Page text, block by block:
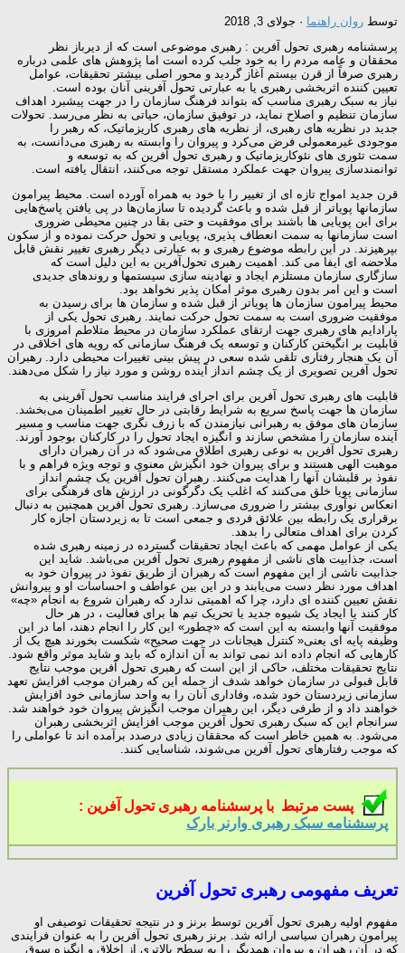
توسط روان راهنما · جولای 3, 2018
پرسشنامه رهبری تحول آفرین : رهبری موضوعی است که از دیرباز نظر
محققان و عامه مردم را به خود جلب کرده است اما پژوهش های علمی درباره
رهبری صرفاً از قرن بیستم آغاز گردید و محور اصلی بیشتر تحقیقات، عوامل
تعیین کننده اثربخشی رهبری یا به عبارتی تحول آفرینی آنان بوده است.
نیاز به سبک رهبری مناسب که بتواند فرهنگ سازمان را در جهت پیشبرد اهداف
سازمان تنظیم و اصلاح نماید، در توفیق سازمان، حیاتی به نظر می‌رسد. تحولات
جدید در نظریه های رهبری، از نظریه های رهبری کاریزماتیک، که رهبر را
موجودی غیرمعمولی فرض می‌کرد و پیروان را وابسته به رهبری می‌دانست، به
سمت تئوری های نئوکاریزماتیک و رهبری تحول آفرین که به توسعه و
توانمندسازی پیروان جهت عملکرد مستقل توجه می‌کنند، انتقال یافته است.
قرن جدید امواج تازه ای از تغییر را با خود به همراه آورده است. محیط پیرامون
سازمانها پویاتر از قبل شده و باعث گردیده تا سازمان‌ها در پی یافتن پاسخ‌هایی
برای این پویایی ها باشند برای موفقیت و حتی بقا در چنین محیطی ضروری
است سازمانها به سمت انعطاف پذیری، پویایی و تحول حرکت نموده و از سکون
بپرهیزند. در این رابطه موضوع رهبری و به عبارتی دیگر رهبری تغییر نقش قابل
ملاحضه ای ایفا می کند. اهمیت رهبری تحول‌آفرین به این دلیل است که
سازگاری سازمان مستلزم ایجاد و نهادینه سازی سیستمها و روندهای جدیدی
است و این امر بدون رهبری موثر امکان پذیر نخواهد بود.
محیط پیرامون سازمان ها پویاتر از قبل شده و سازمان ها برای رسیدن به
موفقیت ضروری است به سمت تحول حرکت نمایند. رهبری تحول یکی از
پارادایم های رهبری جهت ارتقای عملکرد سازمان در محیط متلاطم امروزی با
قابلیت بر انگیختن کارکنان و توسعه یک فرهنگ سازمانی که رویه های اخلاقی در
آن یک هنجار رفتاری تلقی شده سعی در پیش بینی تغییرات محیطی دارد. رهبران
تحول آفرین تصویری از یک چشم انداز آینده روشن و مورد نیاز را شکل می‌دهند.
قابلیت های رهبری تحول آفرین برای اجرای فرایند مناسب تحول آفرینی به
سازمان ها جهت پاسخ سریع به شرایط رقابتی در حال تغییر اطمینان می‌بخشد.
سازمان های موفق به رهبرانی نیازمندن که با زرف نگری جهت مناسب و مسیر
آینده سازمان را مشخص سازند و انگیزه ایجاد تحول را در کارکنان بوجود آورند.
رهبری تحول آفرین به نوعی رهبری اطلاق می‌شود که در آن رهبران دارای
موهبت الهی هستند و برای پیروان خود انگیزش معنوی و توجه ویژه فراهم و با
نفوذ بر قلبشان آنها را هدایت می‌کنند. رهبران تحول آفرین یک چشم انداز
سازمانی پویا خلق می‌کنند که اغلب یک دگرگونی در ارزش های فرهنگی برای
انعکاس نوآوری بیشتر را ضروری می‌سازد. رهبری تحول آفرین همچنین به دنبال
برقراری یک رابطه بین علائق فردی و جمعی است تا به زیردستان اجازه کار
کردن برای اهداف متعالی را بدهد.
یکی از عوامل مهمی که باعث ایجاد تحقیقات گسترده در زمینه رهبری شده
است، جذابیت های ناشی از مفهوم رهبری تحول آفرین می‌باشد. شاید این
جذابیت ناشی از این مفهوم است که رهبران از طریق نفوذ در پیروان خود به
اهداف مورد نظر دست می‌یابند و در این بین عواطف و احساسات او و پیروانش
نقش تعیین کننده ای دارد، چرا که اهمیتی ندارد که رهبران شروع به انجام «چه»
کار کنند یا ایجاد یک شیوه جدید یا تحریک تیم ها برای فعالیت ، در هر حال
موفقیت آنها وابسته به این است که «چطور» این کار را انجام دهند، اما در این
وظیفه پایه ای یعنی« کنترل هیجانات در جهت صحیح» شکست بخورند هیچ یک از
کارهایی که انجام داده اند نمی تواند به آن اندازه که باید و شاید موثر واقع شود.
نتایج تحقیقات مختلف، حاکی از این است که رهبری تحول آفرین موجب نتایج
قابل قبولی در سازمان خواهد شدف از جمله این که رهبران موجب افزایش تعهد
سازمانی زیردستان خود شده، وفاداری آنان را به واحد سازمانی خود افزایش
خواهند داد و از طرفی دیگر، این رهبران موجب انگیزش پیروان خود خواهند شد.
سرانجام این که سبک رهبری تحول آفرین موجب افزایش اثربخشی رهبران
می‌شود. به همین خاطر است که محققان زیادی درصدد برآمده اند تا عواملی را
که موجب رفتارهای تحول آفرین می‌شوند، شناسایی کنند.
پست مرتبط با پرسشنامه رهبری تحول آفرین :
پرسشنامه سبک رهبری وارنر بارک
تعریف مفهومی رهبری تحول آفرین
مفهوم اولیه رهبری تحول آفرین توسط برنز و در نتیجه تحقیقات توصیفی او
پیرامون رهبران سیاسی ارائه شد. برنز رهبری تحول آفرین را به عنوان فرایندی
که در آن رهبران و پیروان همدیگر را به سطح بالاتری از اخلاق و انگیزه سوق